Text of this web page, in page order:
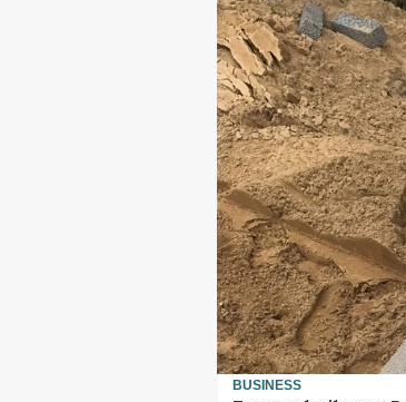
BUSINESS